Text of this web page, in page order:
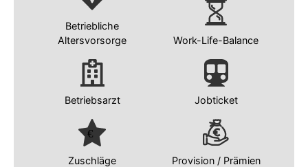
Betriebliche
Altersvorsorge
Work-Life-Balance
Betriebsarzt Jobticket
Zuschläge Provision / Prämien